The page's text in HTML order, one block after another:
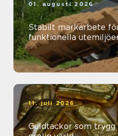
01. augusti 2026
Stabilt markarbete
funktionella
11. juli 2026
Guldtackor som